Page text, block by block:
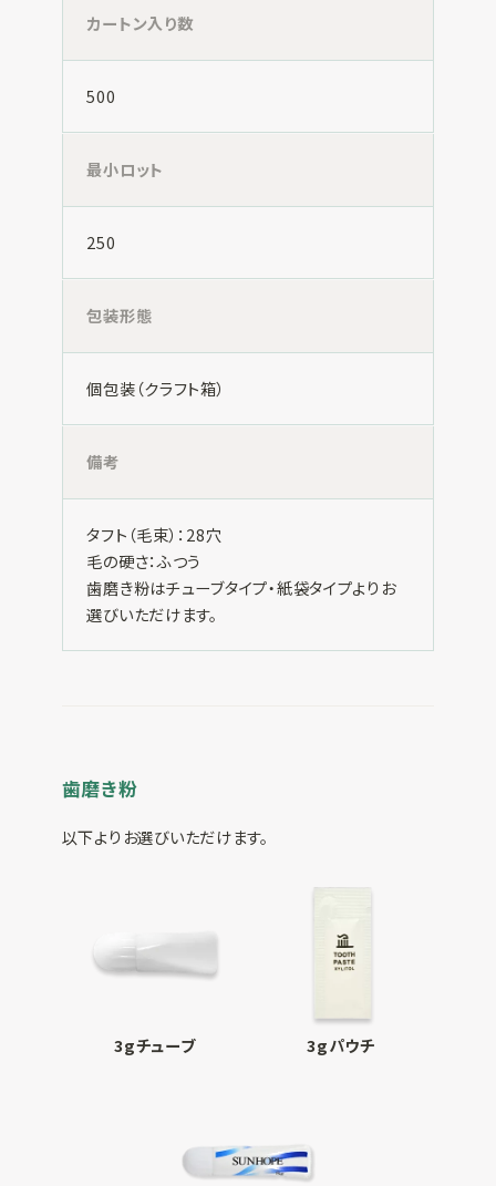
カートン入り数
500
最小ロット
250
包装形態
個包装（クラフト箱）
備考
タフト（毛束）：28穴
毛の硬さ：ふつう
歯磨き粉はチューブタイプ・紙袋タイプよりお
選びいただけます。
歯磨き粉
以下よりお選びいただけます。
3gチューブ 3gパウチ